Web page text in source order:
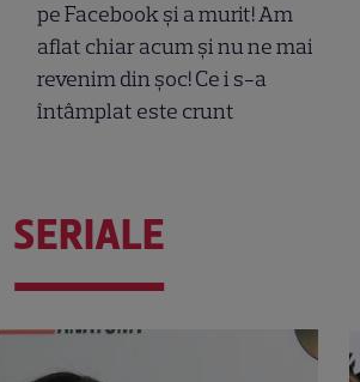
pe Facebook și a murit! Am
aflat chiar acum și nu ne mai
revenim din șoc! Ce i s-a
întâmplat este crunt
SERIALE